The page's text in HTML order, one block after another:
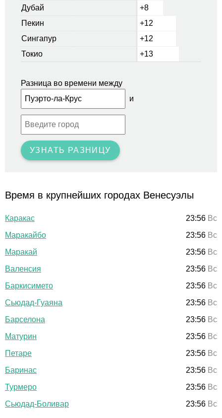
Дубай
+8
Пекин
+12
Сингапур
+12
Токио
+13
Разница во времени между
и
УЗНАТЬ РАЗНИЦУ
Время в крупнейших городах Венесуэлы
Каракас 23:56 Вс
Маракайбо
23:56 Вс
Маракай
23:56 Вс
Валенсия
23:56 Вс
Баркисимето
23:56 Вс
Сьюдад-Гуаяна
23:56 Вс
Барселона
23:56 Вс
Матурин
23:56 Вс
Петаре
23:56 Вс
Баринас
23:56 Вс
Турмеро
23:56 Вс
Сьюдад-Боливар
23:56 Вс